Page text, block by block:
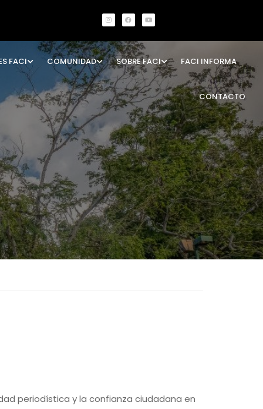
FACI COMUNIDAD SOBRE FACI FACI INFORMA
CONTACTO
periodística y la confianza ciudadana en